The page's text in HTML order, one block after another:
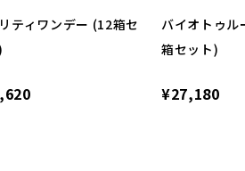
ティワンデー (12箱セ
バイオトゥル
箱セット)
¥27,180